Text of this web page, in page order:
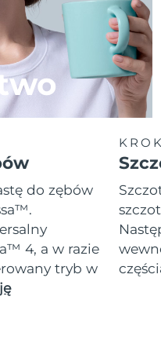
do zębów
4, a w razie
tryb w